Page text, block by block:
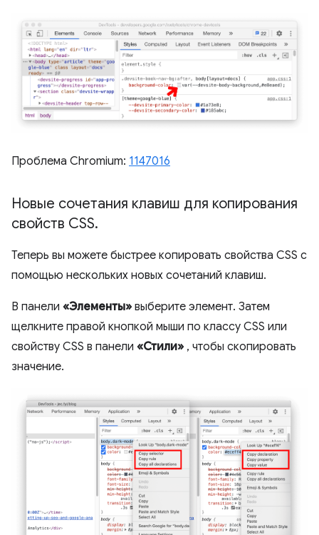
Проблема Chromium: 1147016
Новые сочетания клавиш для копирования
свойств CSS.
Теперь вы можете быстрее копировать свойства CSS с
помощью нескольких новых сочетаний клавиш.
В панели «Элементы» выберите элемент. Затем
щелкните правой кнопкой мыши по классу CSS или
свойству CSS в панели «Стили» , чтобы скопировать
значение.